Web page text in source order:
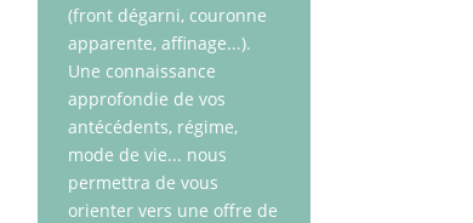
(front dégarni, couronne
apparente, affinage...).
Une connaissance
approfondie de vos
antécédents, régime,
mode de vie... nous
permettra de vous
orienter vers une offre de